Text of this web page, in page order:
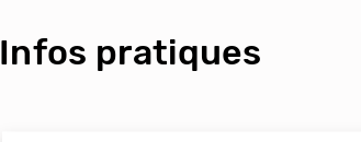
Infos pratiques